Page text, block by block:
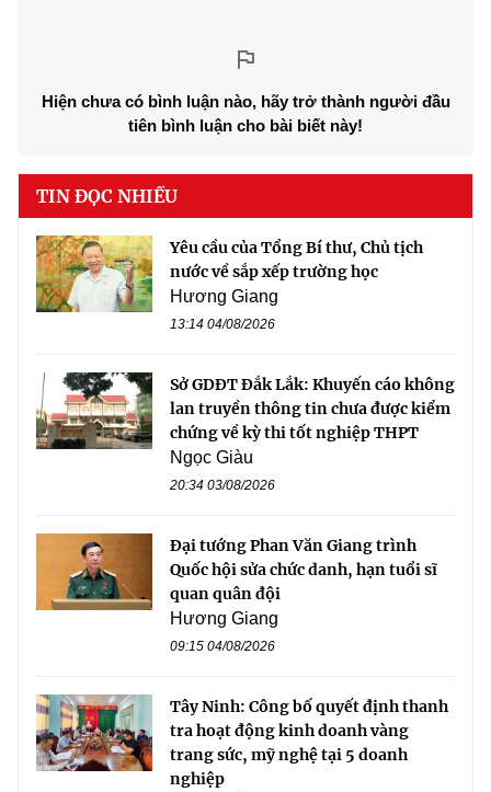
Hiện chưa có bình luận nào, hãy trở thành người đầu
tiên bình luận cho bài biết này!
TIN ĐỌC NHIỀU
Yêu cầu của Tổng Bí thư, Chủ tịch
nước về sắp xếp trường học
Hương Giang
13:14 04/08/2026
Sở GDĐT Đắk Lắk: Khuyến cáo không
lan truyền thông tin chưa được kiểm
chứng về kỳ thi tốt nghiệp THPT
Ngọc Giàu
20:34 03/08/2026
Đại tướng Phan Văn Giang trình
Quốc hội sửa chức danh, hạn tuổi sĩ
quan quân đội
Hương Giang
09:15 04/08/2026
Tây Ninh: Công bố quyết định thanh
tra hoạt động kinh doanh vàng
trang sức, mỹ nghệ tại 5 doanh
nghiệp